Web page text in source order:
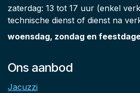
zaterdag: 13 tot 17 uur (enkel
technische dienst of dienst na
woensdag, zondag en
Ons aanbod
Jacuzzi